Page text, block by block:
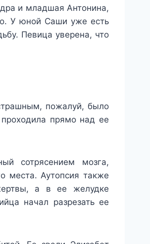
и младшая Антонина,
У юной Саши уже есть
Певица уверена, что
пожалуй, было
прямо над ее
сотрясением мозга,
места. Аутопсия также
а в ее желудке
начал разрезать ее